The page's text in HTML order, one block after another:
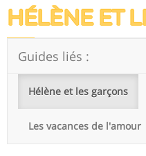
HÉLÈNE ET
Guides liés :
Hélène et les garçons
Les vacances de l'amour